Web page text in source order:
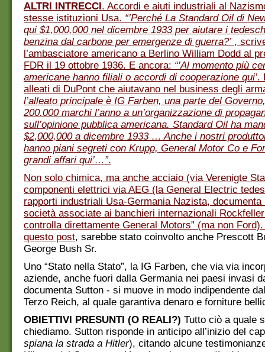
ALTRI INTRECCI . Accordi e aiuti industriali al
stesse istituzioni Usa. “’Perché La Standard Oil di
qui $1,000,000 nel dicembre 1933 per aiutare i
benzina dal carbone per emergenze di guerra?’ ,
l’ambasciatore americano a Berlino William Dodd al
FDR il 19 ottobre 1936. E ancora: “’Al momento più
americane hanno filiali o accordi di cooperazione qui’.
alleati di DuPont che aiutavano nel business degli
l’alleato principale è IG Farben, una parte del
200.000 marchi l’anno a un’organizzazione di
sull’opinione pubblica americana. Standard Oil ha
$2,000,000 a dicembre 1933 … Anche i nostri
hanno piani segreti con Krupp, General Motor Co e
grandi affari qui’…”.
Non solo chimica, ma anche acciaio (via Verenigte
componenti elettrici via AEG (la General Electric
rapporti industriali Usa-Germania Nazista, documenta
società associate ai banchieri internazionali
controlla direttamente General Motors” (ma non
questo post, sarebbe stato coinvolto anche Prescott
George Bush Sr.
Uno “Stato nella Stato”, la IG Farben, che via via
aziende, anche fuori dalla Germania nei paesi invasi
documenta Sutton - si muove in modo indipendente
Terzo Reich, al quale garantiva denaro e forniture
OBIETTIVI PRESUNTI (O REALI?) Tutto ciò a quale
chiediamo. Sutton risponde in anticipo all’inizio del
spiana la strada a Hitler), citando alcune